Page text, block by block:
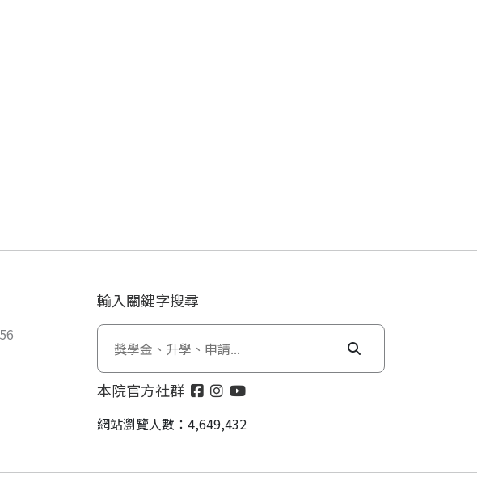
輸入關鍵字搜尋
本院官方社群
網站瀏覽人數：4,649,432